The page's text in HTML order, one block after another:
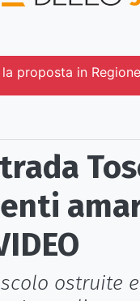
proposta in
ostruite